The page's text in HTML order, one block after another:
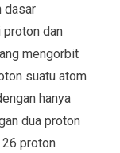
dasar
dan
mengorbit
suatu atom
hanya
dua proton
26 proton